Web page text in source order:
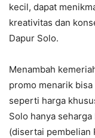
kecil, dapat
kreativitas dan
Dapur Solo.
Menambah
promo menarik
seperti harga
Solo hanya
(disertai pembelian